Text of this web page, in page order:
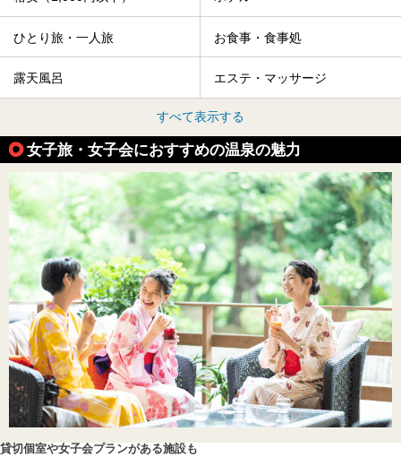
ひとり旅・一人旅 お食事・食事処
露天風呂 エステ・マッサージ
すべて表示する
女子旅・女子会におすすめの温泉の魅力
貸切個室や女子会プランがある施設も